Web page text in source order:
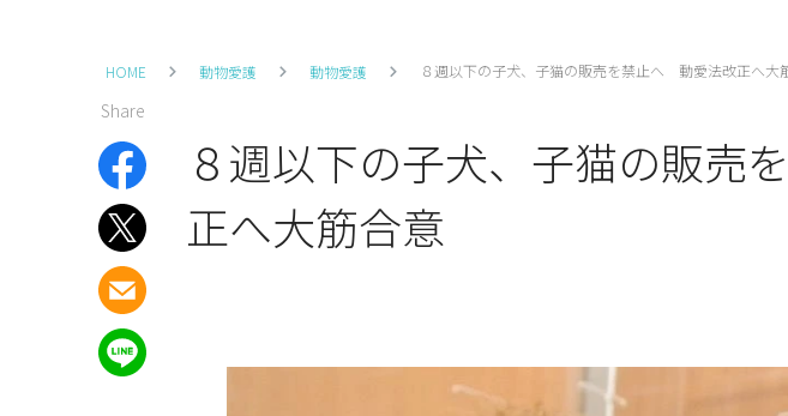
HOME 動物愛護 動物愛護 ８週以下の子犬、子猫の販売を禁止へ 動愛法改正へ大
Share
８週以下の子犬、子猫の販
正へ大筋合意